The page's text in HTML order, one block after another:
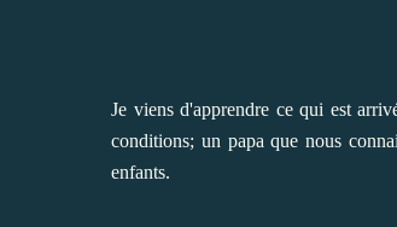
Je viens d'apprendre ce qui est
conditions; un papa que nous
enfants.